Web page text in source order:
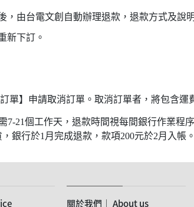
由台電文創自動辦理退款，退款方式及說
新下訂。
單】申請取消訂單。取消訂單者，將包含運
21個工作天，退款時間視每間銀行作業程
銀行於1月完成退款，款項200元於2月入帳。
關於我們｜ About us